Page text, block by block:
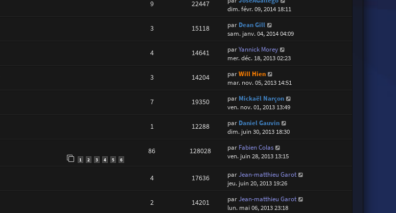
9 22447
dim. févr. 09, 2014 18:11
3 15118 par Dean Gill
sam. janv. 04, 2014 04:09
4 14641 parYannick Morey
mer. déc. 18, 2013 02:23
3 14204 parWill Hien
mar. nov. 05, 2013 14:51
7 19350 par Mickaël Narçon
ven. nov. 01, 2013 13:49
1 12288 par Daniel Gauvin
dim. juin 30, 2013 18:30
1 2 3 4 5 6
86 128028 par Fabien Colas
ven. juin 28, 2013 13:15
4 17636 parJean-matthieu Garot
jeu. juin 20, 2013 19:26
2 14201 parJean-matthieu Garot
lun. mai 06, 2013 23:18